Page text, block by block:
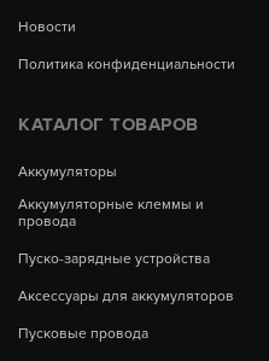
Новости
Политика конфиденциальности
КАТАЛОГ ТОВАРОВ
Аккумуляторы
Аккумуляторные клеммы и
провода
Пуско-зарядные устройства
Аксессуары для аккумуляторов
Пусковые провода